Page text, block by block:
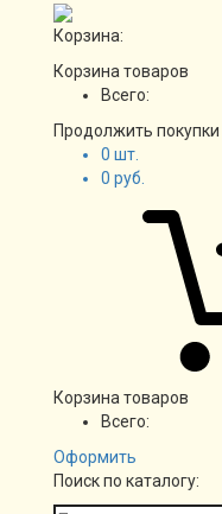
Корзина:
Корзина товаров
Всего:
Продолжить покупки
0 шт.
0 руб.
Корзина товаров
Всего:
Оформить
Поиск по каталогу: